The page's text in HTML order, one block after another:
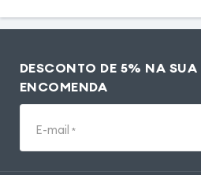
DESCONTO DE 5% NA SUA
ENCOMENDA
E-mail *